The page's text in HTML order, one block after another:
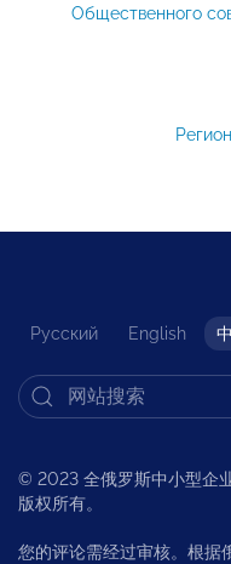
Общественного
Русский English
© 2023 全俄罗斯中小型企
版权所有。
您的评论需经过审核。根据